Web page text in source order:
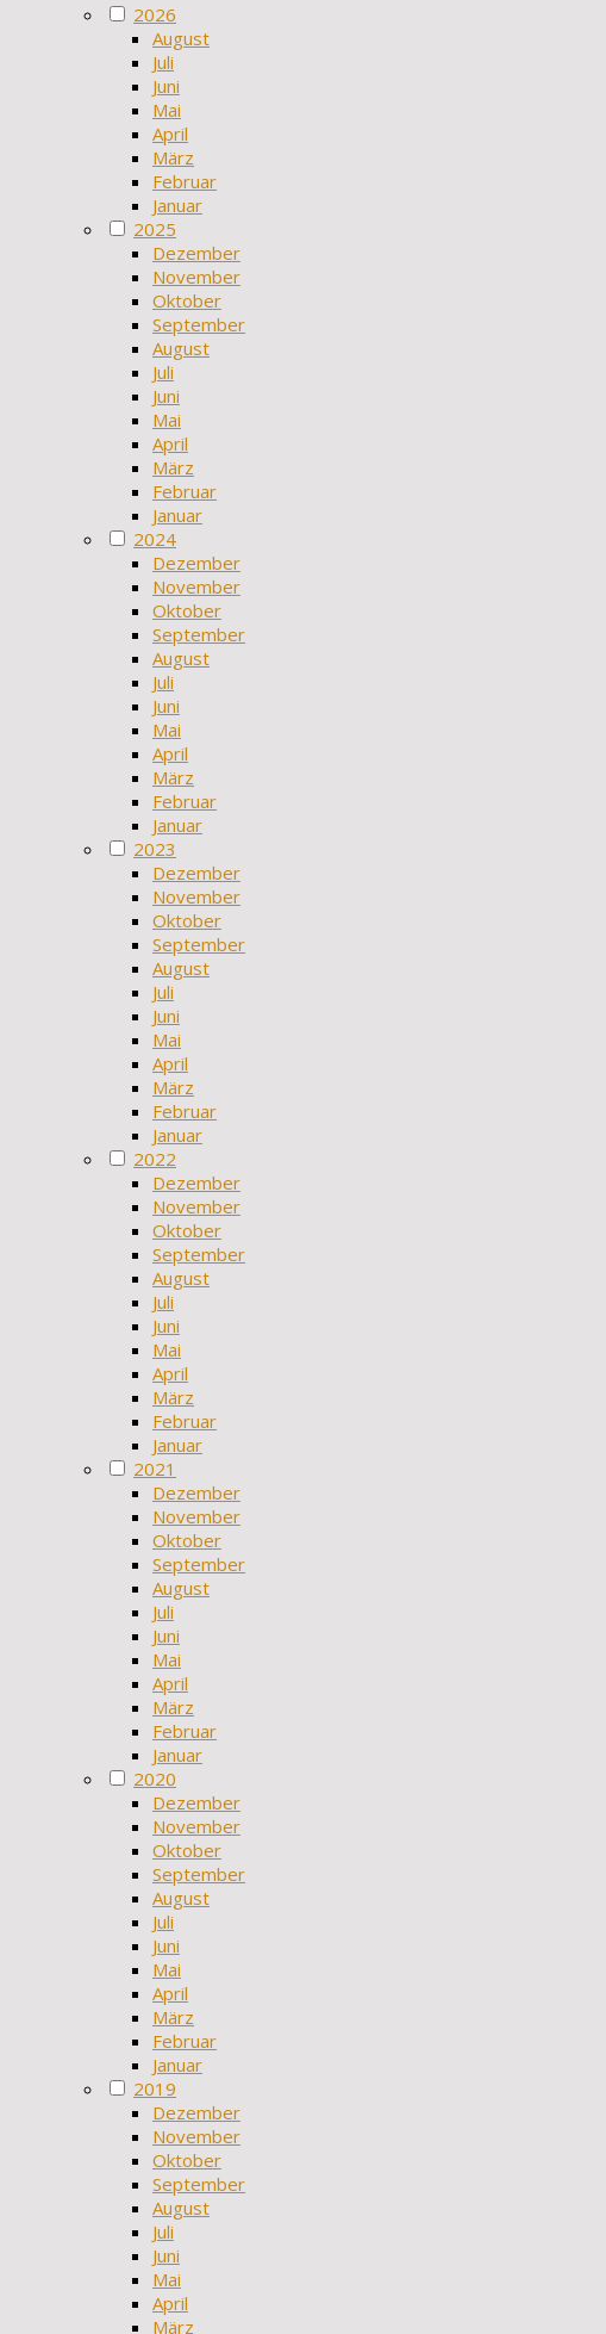
2026
August
Juli
Juni
Mai
April
März
Februar
Januar
2025
Dezember
November
Oktober
September
August
Juli
Juni
Mai
April
März
Februar
Januar
2024
Dezember
November
Oktober
September
August
Juli
Juni
Mai
April
März
Februar
Januar
2023
Dezember
November
Oktober
September
August
Juli
Juni
Mai
April
März
Februar
Januar
2022
Dezember
November
Oktober
September
August
Juli
Juni
Mai
April
März
Februar
Januar
2021
Dezember
November
Oktober
September
August
Juli
Juni
Mai
April
März
Februar
Januar
2020
Dezember
November
Oktober
September
August
Juli
Juni
Mai
April
März
Februar
Januar
2019
Dezember
November
Oktober
September
August
Juli
Juni
Mai
April
März